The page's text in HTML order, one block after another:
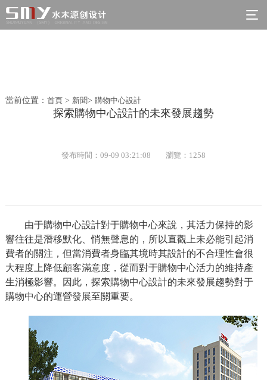
當前位置： 首頁> 新聞> 購物中心設計
探索購物中心設計的未來發展趨勢
發布時間：09-09 03:21:08 瀏覽：1258
由于購物中心設計對于購物中心來說，其活力保持的影
響往往是潛移默化、悄無聲息的，所以直觀上未必能引起消
費者的關注，但當消費者身臨其境時其設計的不合理性會很
大程度上降低顧客滿意度，從而對于購物中心活力的維持產
生消極影響。因此，探索購物中心設計的未來發展趨勢對于
購物中心的運營發展至關重要。